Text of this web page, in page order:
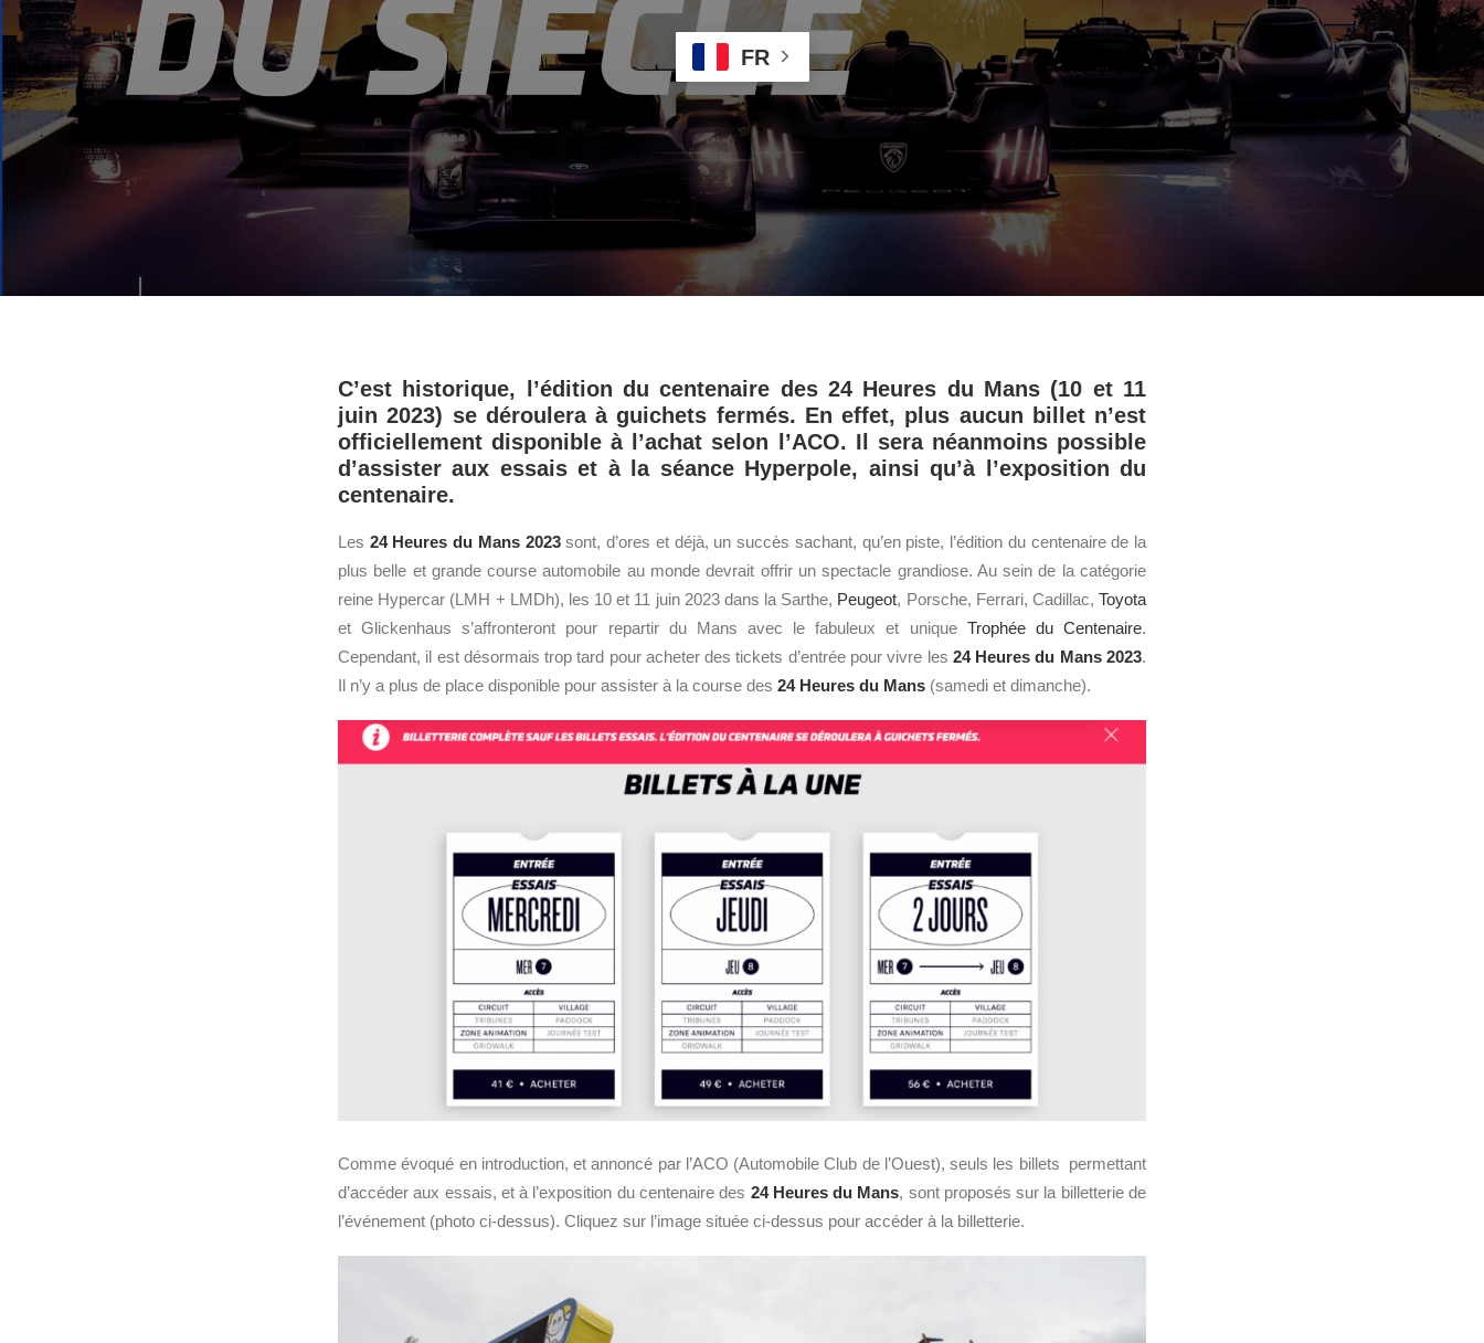
FR
C’est historique, l’édition du centenaire des 24 Heures du Mans (10 et 11
juin 2023) se déroulera à guichets fermés. En effet, plus aucun billet n’est
officiellement disponible à l’achat selon l’ACO. Il sera néanmoins possible
d’assister aux essais et à la séance Hyperpole, ainsi qu’à l’exposition du
centenaire.
Les 24 Heures du Mans 2023sont, d’ores et déjà, un succès sachant, qu’en piste, l’édition du centenaire de la
plus belle et grande course automobile au monde devrait offrir un spectacle grandiose. Au sein de la catégorie
reine Hypercar (LMH + LMDh), les 10 et 11 juin 2023 dans la Sarthe, Peugeot, Porsche, Ferrari, Cadillac,Toyota
et Glickenhaus s’affronteront pour repartir du Mans avec le fabuleux et unique Trophée du Centenaire.
Cependant, il est désormais trop tard pour acheter des tickets d’entrée pour vivre les 24 Heures du Mans 2023.
Il n’y a plus de place disponible pour assister à la course des 24 Heures du Mans (samedi et dimanche).
Comme évoqué en introduction, et annoncé par l’ACO (Automobile Club de l’Ouest), seuls les billets permettant
d’accéder aux essais, et à l’exposition du centenaire des 24 Heures du Mans, sont proposés sur la billetterie de
l’événement (photo ci-dessus). Cliquez sur l’image située ci-dessus pour accéder à la billetterie.